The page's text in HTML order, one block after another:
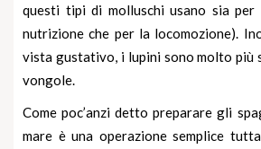
questi tipi di molluschi usano sia
nutrizione che per la locomozione).
vista gustativo, i lupini sono molto
vongole.
Come poc’anzi detto preparare gli
mare è una operazione semplice